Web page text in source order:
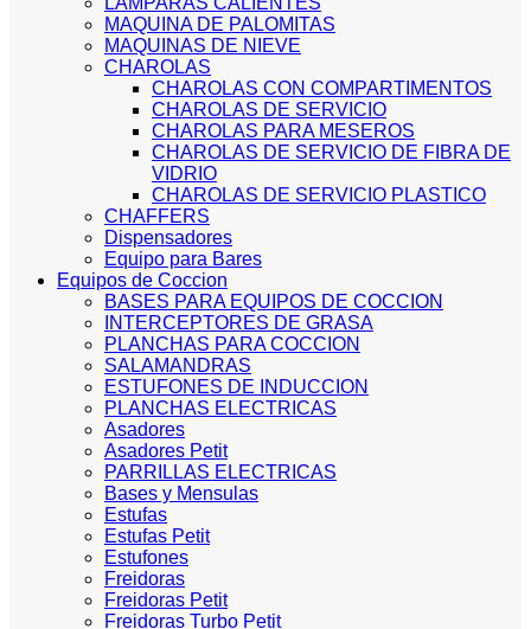
MAQUINA DE PALOMITAS
MAQUINAS DE NIEVE
CHAROLAS
CHAROLAS CON COMPARTIMENTOS
CHAROLAS DE SERVICIO
CHAROLAS PARA MESEROS
CHAROLAS DE SERVICIO DE FIBRA DE
VIDRIO
CHAROLAS DE SERVICIO PLASTICO
CHAFFERS
Dispensadores
Equipo para Bares
Equipos de Coccion
BASES PARA EQUIPOS DE COCCION
INTERCEPTORES DE GRASA
PLANCHAS PARA COCCION
SALAMANDRAS
ESTUFONES DE INDUCCION
PLANCHAS ELECTRICAS
Asadores
Asadores Petit
PARRILLAS ELECTRICAS
Bases y Mensulas
Estufas
Estufas Petit
Estufones
Freidoras
Freidoras Petit
Freidoras Turbo Petit